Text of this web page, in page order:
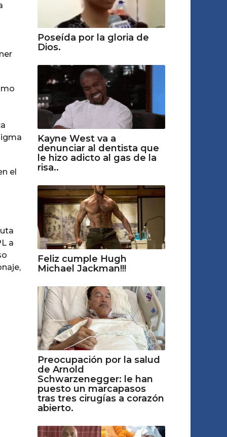
el
a
Poseída por la gloria de
Dios.
Kayne West va a
denunciar al dentista que
le hizo adicto al gas de la
risa..
Feliz cumple Hugh
Michael Jackman!!!
Preocupación por la salud
de Arnold
Schwarzenegger: le han
puesto un marcapasos
tras tres cirugías a corazón
abierto.